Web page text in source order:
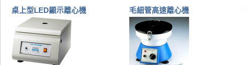
桌上型LED顯示離心機 毛細管高速離心機